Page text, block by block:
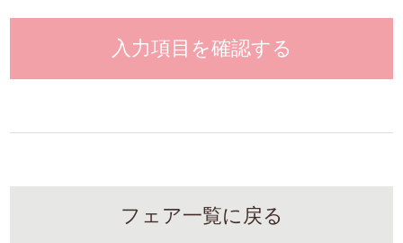
入力項目を確認する
フェア一覧に戻る